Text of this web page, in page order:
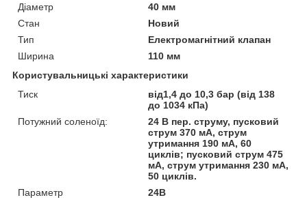
Діаметр
40 мм
Стан
Новий
Тип
Електромагнітний клапан
Ширина
110 мм
Користувальницькі характеристики
Тиск
від1,4 до 10,3 бар (від 138
до 1034 кПа)
Потужний соленоїд:
24 В пер. струму, пусковий
струм 370 мА, струм
утримання 190 мА, 60
циклів; пусковий струм 475
мА, струм утримання 230 мА,
50 циклів.
Параметр
24В